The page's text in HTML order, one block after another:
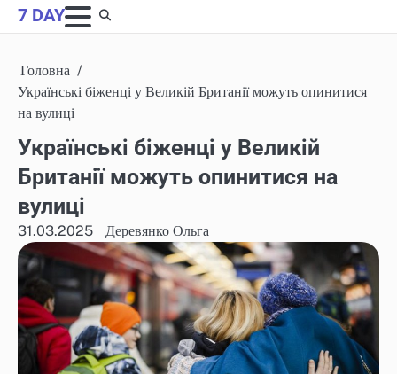
Skip
to
7 DAY
Головна
Українські біженці у Великій Британії можуть опинитися
на вулиці
Українські біженці у Великій
Британії можуть опинитися на
вулиці
31.03.2025 Деревянко Ольга